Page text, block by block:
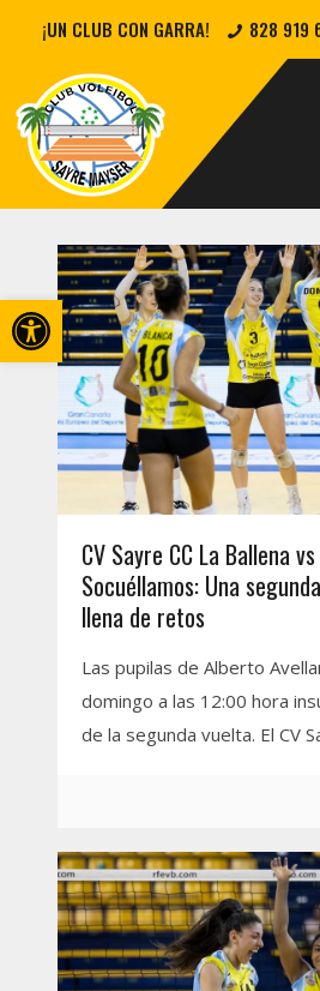
Abrir barra de
¡UN CLUB CON GARRA! 828 919
CV Sayre CC La Ballena
Socuéllamos: Una
llena de retos
Las pupilas de Alberto
domingo a las 12:00 hora
de la segunda vuelta. El CV